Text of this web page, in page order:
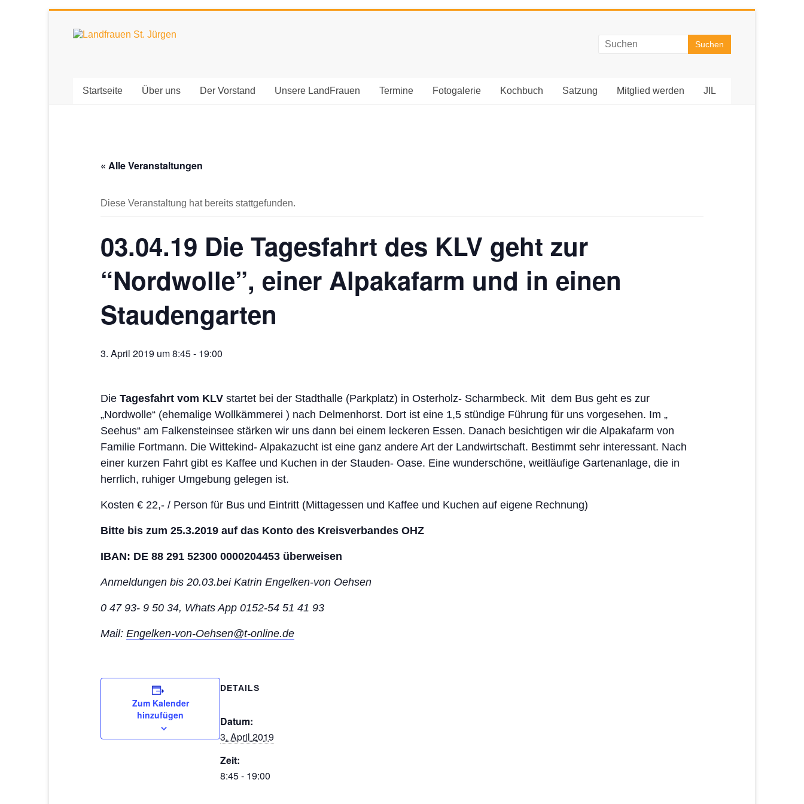
springenLandfrauen
Jürgen
Startseite Über uns Der Vorstand Unsere LandFrauen Termine Fotogalerie Kochbuch Satzung Mitglied werden JIL
« Alle Veranstaltungen
Diese Veranstaltung hat bereits stattgefunden.
03.04.19 Die Tagesfahrt des KLV geht zur
“Nordwolle”, einer Alpakafarm und in einen
Staudengarten
3. April 2019 um 8:45- 19:00
Die Tagesfahrt vom KLV startet bei der Stadthalle (Parkplatz) in Osterholz- Scharmbeck. Mit dem Bus geht es zur
„Nordwolle“ (ehemalige Wollkämmerei ) nach Delmenhorst. Dort ist eine 1,5 stündige Führung für uns vorgesehen. Im „
Seehus“ am Falkensteinsee stärken wir uns dann bei einem leckeren Essen. Danach besichtigen wir die Alpakafarm von
Familie Fortmann. Die Wittekind- Alpakazucht ist eine ganz andere Art der Landwirtschaft. Bestimmt sehr interessant. Nach
einer kurzen Fahrt gibt es Kaffee und Kuchen in der Stauden- Oase. Eine wunderschöne, weitläufige Gartenanlage, die in
herrlich, ruhiger Umgebung gelegen ist.
Kosten € 22,- / Person für Bus und Eintritt (Mittagessen und Kaffee und Kuchen auf eigene Rechnung)
Bitte bis zum 25.3.2019 auf das Konto des Kreisverbandes OHZ
IBAN: DE 88 291 52300 0000204453 überweisen
Anmeldungen bis 20.03.bei Katrin Engelken-von Oehsen
0 47 93- 9 50 34, Whats App 0152-54 51 41 93
Mail: Engelken-von-Oehsen@t-online.de
Zum Kalender
hinzufügen
DETAILS
Datum:
3. April 2019
Zeit:
8:45 - 19:00